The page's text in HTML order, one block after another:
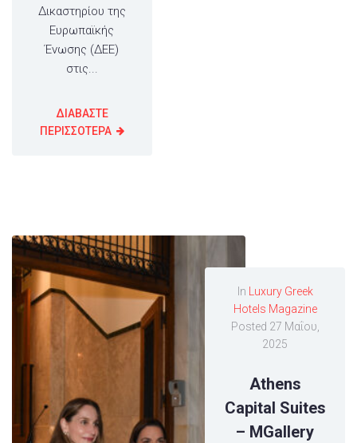
Δικαστηρίου της
Ευρωπαϊκής
Ένωσης (ΔΕΕ)
στις...
ΔΙΑΒΑΣΤΕ
ΠΕΡΙΣΣΟΤΕΡΑ
In Luxury Greek
Hotels Magazine
Posted 27 Μαΐου,
2025
Athens
Capital Suites
– MGallery